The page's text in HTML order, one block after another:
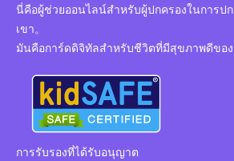
นี่คือผู้ช่วยออนไลน์สำหรับผู้ปกครองในการป
เขา。
มันคือการ์ดดิจิทัลสำหรับชีวิตที่มีสุขภาพดีของเ
การรับรองที่ได้รับอนุญาต